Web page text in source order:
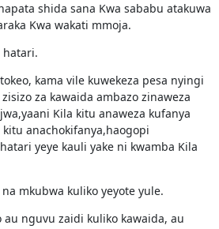
shida sana Kwa sababu atakuwa
Kwa wakati mmoja.
hatari.
kama vile kuwekeza pesa nyingi
za kawaida ambazo zinaweza
Kila kitu anaweza kufanya
anachokifanya,haogopi
yeye kauli yake ni kwamba Kila
mkubwa kuliko yeyote yule.
au nguvu zaidi kuliko kawaida, au